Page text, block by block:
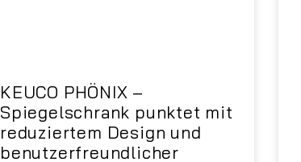
KEUCO PHÖNIX –
Spiegelschrank punktet mit
reduziertem Design und
benutzerfreundlicher